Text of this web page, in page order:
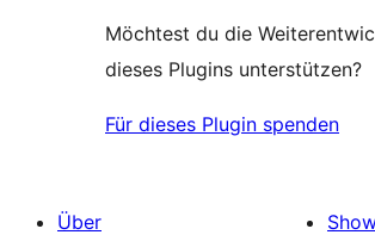
Möchtest du die
dieses Plugins unterstützen?
Für dieses Plugin spenden
Über